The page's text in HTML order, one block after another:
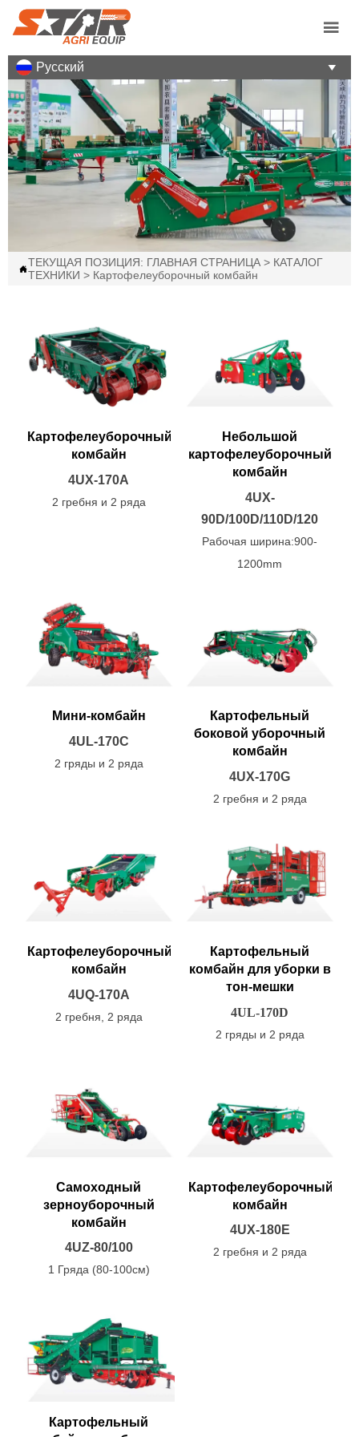

Pусский 
ТЕКУЩАЯ ПОЗИЦИЯ: ГЛАВНАЯ СТРАНИЦА> КАТАЛОГ
ТЕХНИКИ > Картофелеуборочный комбайн
Картофелеуборочный
комбайн
4UX-170A
2 гребня и 2 ряда
Небольшой
картофелеуборочный
комбайн
4UX-
90D/100D/110D/120
Рабочая ширина:900-
1200mm
Мини-комбайн
4UL-170C
2 гряды и 2 ряда
Картофельный
боковой уборочный
комбайн
4UX-170G
2 гребня и 2 ряда
Картофелеуборочный
комбайн
4UQ-170A
2 гребня, 2 ряда
Картофельный
комбайн для уборки в
тон-мешки
4UL-170D
2 гряды и 2 ряда
Самоходный
зерноуборочный
комбайн
4UZ-80/100
1 Гряда (80-100см)
Картофелеуборочный
комбайн
4UX-180E
2 гребня и 2 ряда
Картофельный